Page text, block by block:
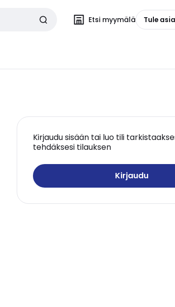
Etsi myymälä Tule
Kirjaudu sisään tai luo tili
tehdäksesi tilauksen
Kirjaudu